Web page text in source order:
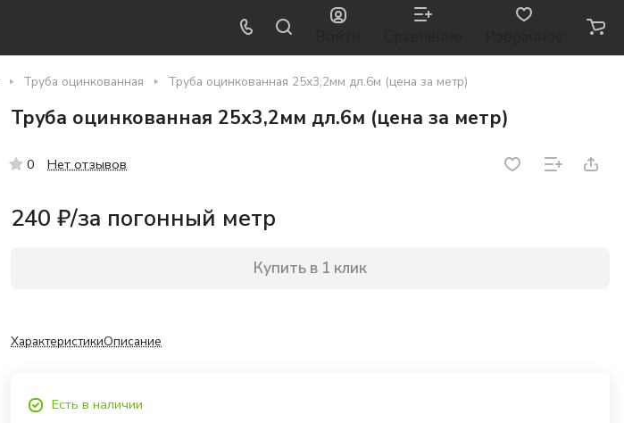
Труба оцинкованная Труба оцинкованная 25х3,2мм дл.6м (цена за метр)
Труба оцинкованная 25х3,2мм дл.6м (цена за метр)
0 Нет отзывов
240 ₽/за погонный метр
Купить в 1 клик
ХарактеристикиОписание
Есть в наличии